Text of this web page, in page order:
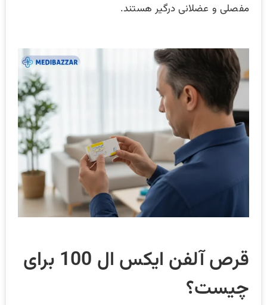
مفصلی و عضلانی درگیر هستند.
قرص آلفن ایکس ال 100 برای
چیست؟